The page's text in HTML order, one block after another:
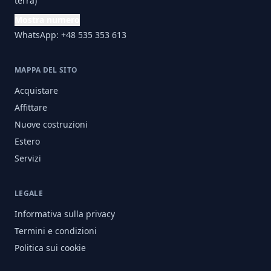
WhatsApp: +48 535 353 613
MAPPA DEL SITO
Acquistare
Affittare
Nuove costruzioni
Estero
Servizi
LEGALE
Informativa sulla privacy
Termini e condizioni
Politica sui cookie